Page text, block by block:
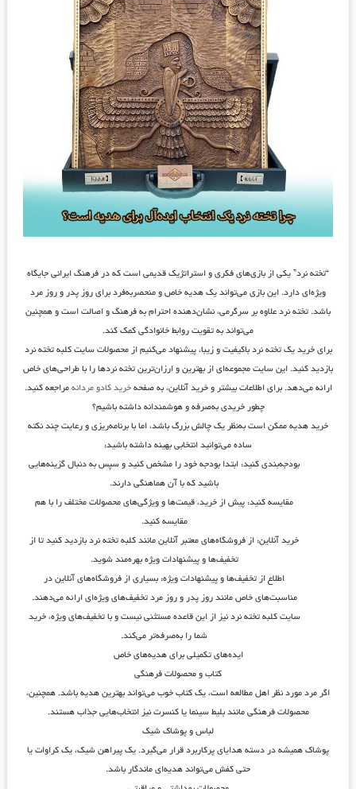
“تخته نرد” یکی از بازی‌های فکری و استراتژیک قدیمی است که در فرهنگ ایرانی جایگاه
ویژه‌ای دارد. این بازی می‌تواند یک هدیه خاص و منحصر‌به‌فرد برای روز پدر و روز مرد
باشد. تخته نرد علاوه بر سرگرمی، نشان‌دهنده احترام به فرهنگ و اصالت است و همچنین
می‌تواند به تقویت روابط خانوادگی کمک کند.
برای خرید یک تخته نرد باکیفیت و زیبا، پیشنهاد می‌کنیم از محصولات سایتکلبه تخته نرد
بازدید کنید. این سایت مجموعه‌ای از بهترین و ارزان‌ترین تخته نردها را با طراحی‌های خاص
ارائه می‌دهد. برای اطلاعات بیشتر و خرید آنلاین، به صفحهخرید کادو مردانه مراجعه کنید.
چطور خریدی به‌صرفه و هوشمندانه داشته باشیم؟
خرید هدیه ممکن است به‌نظر یک چالش بزرگ باشد، اما با برنامه‌ریزی و رعایت چند نکته
ساده می‌توانید انتخابی بهینه داشته باشید:
بودجه‌بندی کنید: ابتدا بودجه خود را مشخص کنید و سپس به دنبال گزینه‌هایی
باشید که با آن هماهنگی دارند.
مقایسه کنید: پیش از خرید، قیمت‌ها و ویژگی‌های محصولات مختلف را با هم
مقایسه کنید.
خرید آنلاین: از فروشگاه‌های معتبر آنلاین مانند کلبه تخته نردبازدید کنید تا از
تخفیف‌ها و پیشنهادات ویژه بهره‌مند شوید.
اطلاع از تخفیف‌ها و پیشنهادات ویژه: بسیاری از فروشگاه‌های آنلاین در
مناسبت‌های خاص مانند روز پدر و روز مرد تخفیف‌های ویژه‌ای ارائه می‌دهند.
سایت کلبه تخته نرد نیز از این قاعده مستثنی نیست و با تخفیف‌های ویژه، خرید
شما را به‌صرفه‌تر می‌کند.
ایده‌های تکمیلی برای هدیه‌های خاص
کتاب و محصولات فرهنگی
اگر مرد مورد نظر اهل مطالعه است، یک کتاب خوب می‌تواند بهترین هدیه باشد. همچنین،
محصولات فرهنگی مانند بلیط سینما یا کنسرت نیز انتخاب‌هایی جذاب هستند.
لباس و پوشاک شیک
پوشاک همیشه در دسته هدایای پرکاربرد قرار می‌گیرد. یک پیراهن شیک، یک کراوات یا
حتی کفش می‌تواند هدیه‌ای ماندگار باشد.